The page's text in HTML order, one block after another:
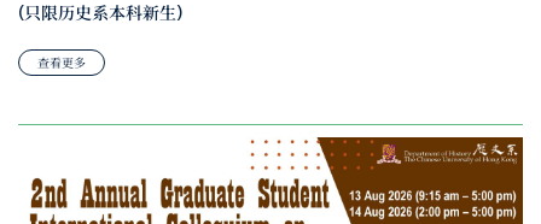
(只限历史系本科新生)
查看更多